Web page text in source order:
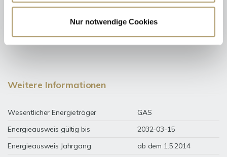
Nur notwendige Cookies
166,50 kWh / (m²*a)
Weitere Informationen
Wesentlicher Energieträger
GAS
Energieausweis gültig bis
2032-03-15
Energieausweis Jahrgang
ab dem 1.5.2014